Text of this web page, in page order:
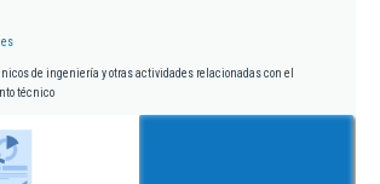
de ingeniería y otras actividades relacionadas con el
técnico